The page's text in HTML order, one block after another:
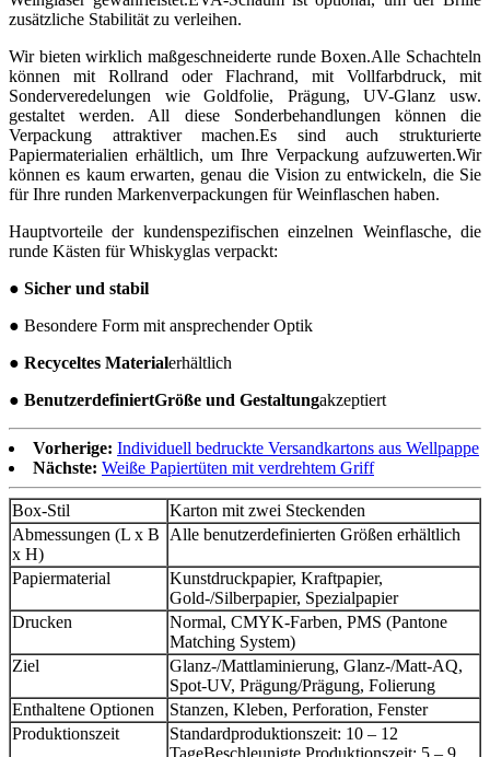
zusätzliche Stabilität zu verleihen.
Wir bieten wirklich maßgeschneiderte runde Boxen.Alle Schachteln
können mit Rollrand oder Flachrand, mit Vollfarbdruck, mit
Sonderveredelungen wie Goldfolie, Prägung, UV-Glanz usw.
gestaltet werden. All diese Sonderbehandlungen können die
Verpackung attraktiver machen.Es sind auch strukturierte
Papiermaterialien erhältlich, um Ihre Verpackung aufzuwerten.Wir
können es kaum erwarten, genau die Vision zu entwickeln, die Sie
für Ihre runden Markenverpackungen für Weinflaschen haben.
Hauptvorteile der kundenspezifischen einzelnen Weinflasche, die
runde Kästen für Whiskyglas verpackt:
● Sicher und stabil
● Besondere Form mit ansprechender Optik
● Recyceltes Materialerhältlich
● BenutzerdefiniertGröße und Gestaltungakzeptiert
Vorherige: Individuell bedruckte Versandkartons aus Wellpappe
Nächste: Weiße Papiertüten mit verdrehtem Griff
Box-Stil
Karton mit zwei Steckenden
Abmessungen (L x B
x H)
Alle benutzerdefinierten Größen erhältlich
Papiermaterial
Kunstdruckpapier, Kraftpapier,
Gold-/Silberpapier, Spezialpapier
Drucken
Normal, CMYK-Farben, PMS (Pantone
Matching System)
Ziel
Glanz-/Mattlaminierung, Glanz-/Matt-AQ,
Spot-UV, Prägung/Prägung, Folierung
Enthaltene Optionen
Stanzen, Kleben, Perforation, Fenster
Produktionszeit
Standardproduktionszeit: 10 – 12